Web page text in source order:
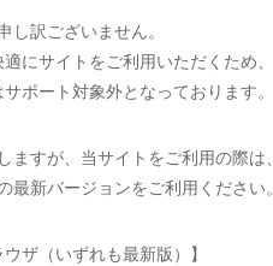
し訳ございません。
にサイトをご利用いただくため、
ポート対象外となっております。
ますが、当サイトをご利用の際は、
最新バージョンをご利用ください。
ウザ（いずれも最新版）】